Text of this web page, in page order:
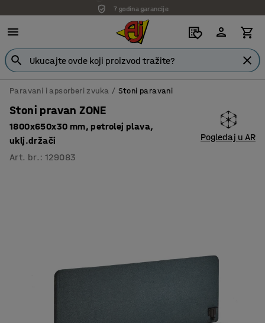
7 godina garancije
Paravani i apsorberi zvuka Stoni paravani
Stoni pravan ZONE
1800x650x30 mm, petrolej plava,
uklj.držači
Art. br. :129083
Pogledaj u AR